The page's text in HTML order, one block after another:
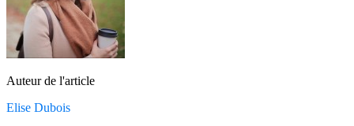
Auteur de l'article
Elise Dubois